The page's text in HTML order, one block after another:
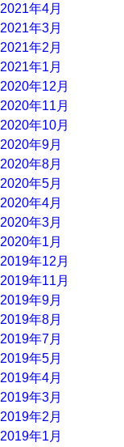
2021年4月
2021年3月
2021年2月
2021年1月
2020年12月
2020年11月
2020年10月
2020年9月
2020年8月
2020年5月
2020年4月
2020年3月
2020年1月
2019年12月
2019年11月
2019年9月
2019年8月
2019年7月
2019年5月
2019年4月
2019年3月
2019年2月
2019年1月